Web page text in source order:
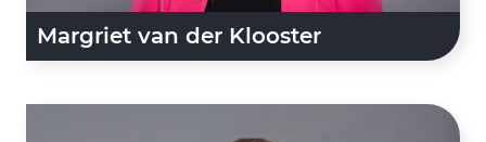
Margriet van der Klooster